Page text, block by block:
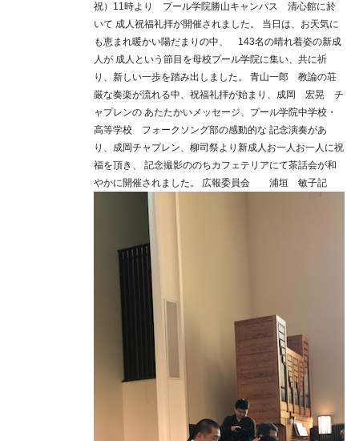
祝）11時より プール学院勝山キャンパス 清心館に於
いて 成人祝福礼拝が開催されました。 当日は、お天気に
も恵まれ暖かい陽だまりの中、 143名の晴れ着姿の新成
人が 成人という節目を母校プール学院に集い、共に祈
り、新しい一歩を踏み出しました。 青山一郎 教論の荘
厳な奏楽が流れる中、祝福礼拝が始まり、成岡 宏晃 チ
ャプレンの あたたかいメッセージ、プール学院中学校・
高等学校 フォークソング部の感動的な 記念演奏があ
り、成岡チャプレン、柳司祭より新成人お一人お一人に祝
福を頂き、 記念撮影ののちカフェテリアにて茶話会が和
やかに開催されました。 広報委員会 浦垣 敏子記